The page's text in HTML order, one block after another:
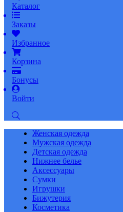
Каталог
Заказы
Избранное
Корзина
Бонусы
Войти
Женская одежда
Мужская одежда
Детская одежда
Нижнее белье
Аксессуары
Сумки
Игрушки
Бижутерия
Косметика